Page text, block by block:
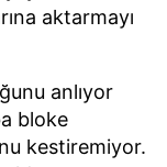
aktarmayı
anlıyor
bloke
kestiremiyor.